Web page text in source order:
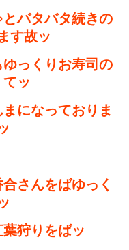
バタバタ続きの
す故ッ
っくりお寿司の
ッ
になっておりま
さんをばゆっく
狩りをばッ